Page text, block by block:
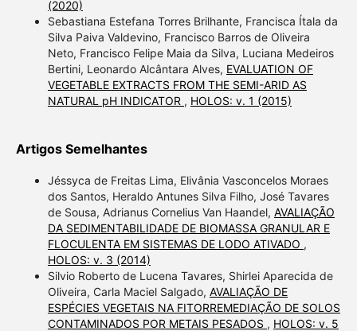
(2020)
Sebastiana Estefana Torres Brilhante, Francisca Ítala da
Silva Paiva Valdevino, Francisco Barros de Oliveira
Neto, Francisco Felipe Maia da Silva, Luciana Medeiros
Bertini, Leonardo Alcântara Alves, EVALUATION OF
VEGETABLE EXTRACTS FROM THE SEMI-ARID AS
NATURAL pH INDICATOR , HOLOS: v. 1 (2015)
Artigos Semelhantes
Jéssyca de Freitas Lima, Elivânia Vasconcelos Moraes
dos Santos, Heraldo Antunes Silva Filho, José Tavares
de Sousa, Adrianus Cornelius Van Haandel, AVALIAÇÃO
DA SEDIMENTABILIDADE DE BIOMASSA GRANULAR E
FLOCULENTA EM SISTEMAS DE LODO ATIVADO ,
HOLOS: v. 3 (2014)
Silvio Roberto de Lucena Tavares, Shirlei Aparecida de
Oliveira, Carla Maciel Salgado, AVALIAÇÃO DE
ESPÉCIES VEGETAIS NA FITORREMEDIAÇÃO DE SOLOS
CONTAMINADOS POR METAIS PESADOS , HOLOS: v. 5